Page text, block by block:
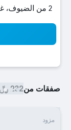
2 من الضيوف، غرفة واحدة
صفقات من232 ﷼
مزود